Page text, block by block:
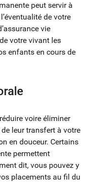
peut servir à
de votre
vie
votre vivant les
enfants en cours de
voire éliminer
leur transfert à votre
en douceur. Certains
permettent
dit, vous pouvez y
placements au fil du